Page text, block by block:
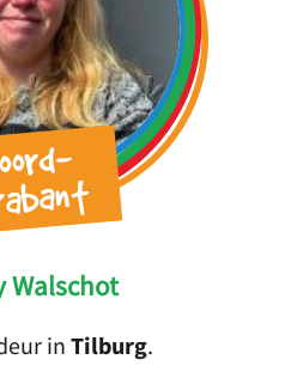
Walschot
in Tilburg.